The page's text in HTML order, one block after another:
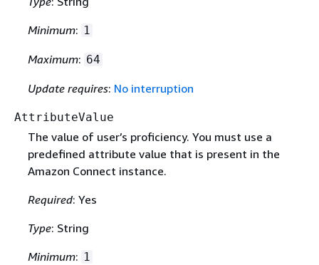
Minimum: 1
Maximum: 64
Update requires: No interruption
AttributeValue
The value of user’s proficiency. You must use a
predefined attribute value that is present in the
Amazon Connect instance.
Required: Yes
Type: String
Minimum: 1